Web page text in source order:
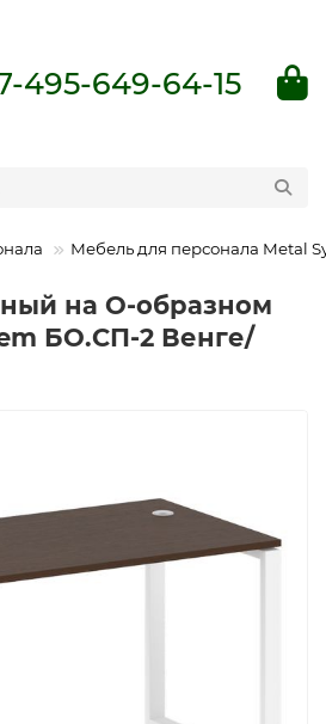
495-649-64-15
Мебель для персонала Metal
на О-образном
БО.СП-2 Венге/